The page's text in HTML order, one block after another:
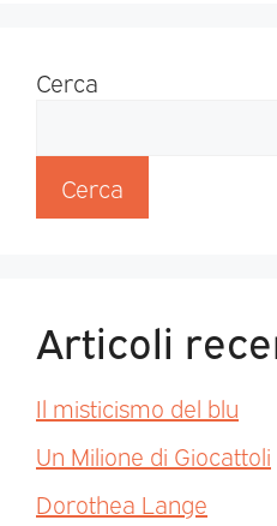
Cerca
Cerca
Articoli
Il misticismo del blu
Un Milione di Giocattoli
Dorothea Lange